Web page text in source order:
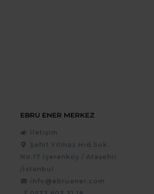
EBRU ENER MERKEZ
İletişim
Şehit Yılmaz Hıd.Sok.
No.17 İçerenköy / Ataşehir
/İstanbul
info@ebruener.com